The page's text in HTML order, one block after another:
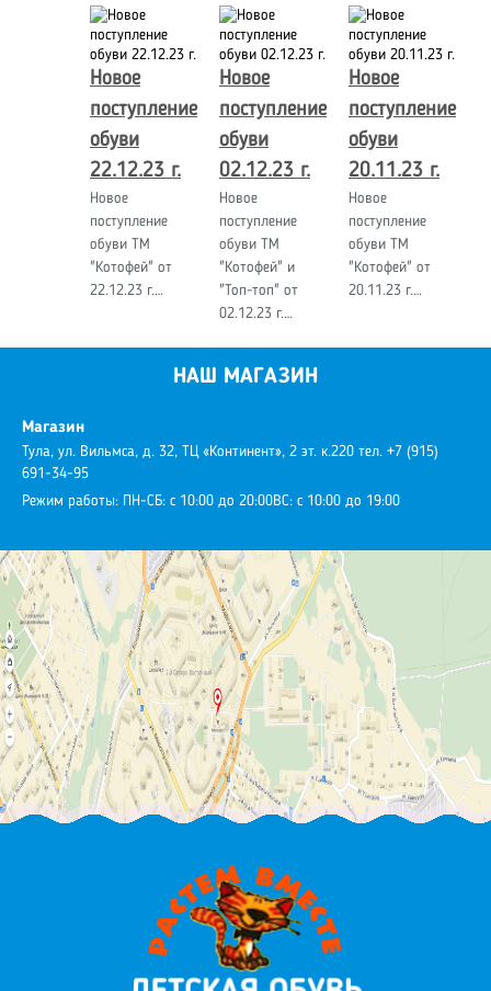
Новое
поступление
обуви
22.12.23 г.
Новое
поступление
обуви ТМ
"Котофей" от
22.12.23 г.…
Новое
поступление
обуви
02.12.23 г.
Новое
поступление
обуви ТМ
"Котофей" и
"Топ-топ" от
02.12.23 г.…
Новое
поступление
обуви
20.11.23 г.
Новое
поступление
обуви ТМ
"Котофей" от
20.11.23 г.…
НАШ МАГАЗИН
Магазин
Тула, ул. Вильмса, д. 32, ТЦ «Континент», 2 эт. к.220 тел. +7 (915)
691-34-95
Режим работы: ПН-СБ: с 10:00 до 20:00ВС: с 10:00 до 19:00